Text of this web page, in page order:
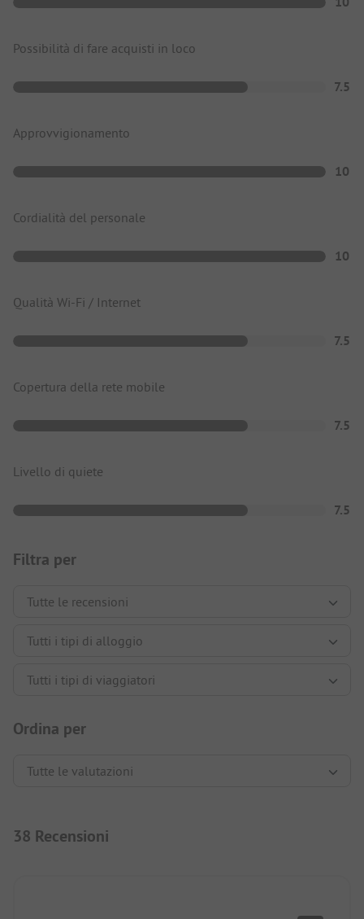
Possibilità di fare acquisti in loco
7.5
Approvvigionamento
10
Cordialità del personale
10
Qualità Wi-Fi / Internet
7.5
Copertura della rete mobile
7.5
Livello di quiete
7.5
Filtra per
Ordina per
38 Recensioni